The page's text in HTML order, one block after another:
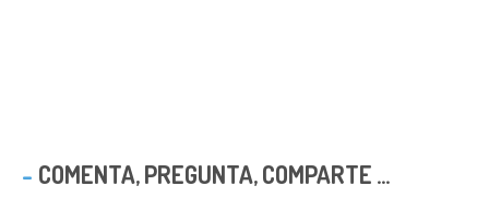
COMENTA, PREGUNTA, COMPARTE ...